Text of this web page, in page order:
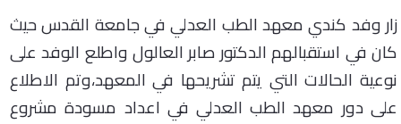
زار وفد كنديمعهد الطب العدلي في جامعة القدس حيث
كان في استقبالهم الدكتور صابر العالول واطلع الوفد على
نوعية الحالات التي يتم تشريحها في المعهد،وتم الاطلاع
على دور معهد الطب العدلي في اعداد مسودة مشروع